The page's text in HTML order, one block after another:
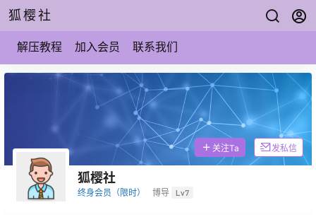
狐樱社
解压教程 加入会员 联系我们
狐樱社
终身会员（限时） 博导 Lv7
关注Ta 发私信